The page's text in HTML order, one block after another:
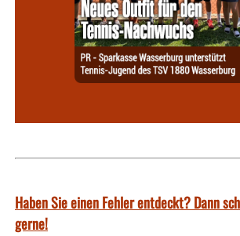
Haben Sie einen Fehler entdeckt? Dann
gerne!